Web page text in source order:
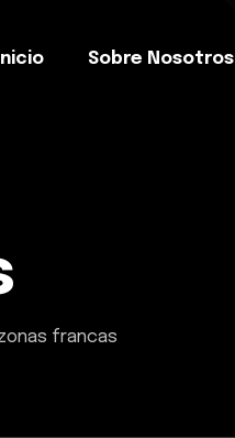
Inicio Sobre Nosotros
francas